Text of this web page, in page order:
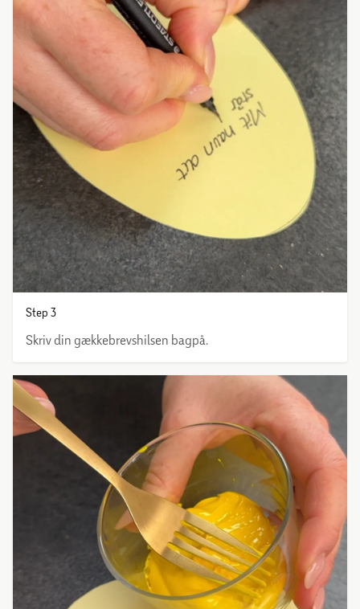
Step 3
Skriv din gækkebrevshilsen bagpå.